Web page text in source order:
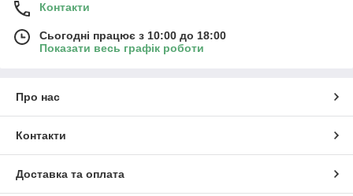
Контакти
Сьогодні працює з 10:00 до 18:00
Показати весь графік роботи
Про нас
Контакти
Доставка та оплата